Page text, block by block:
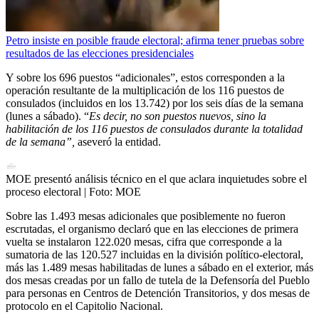
Petro insiste en posible fraude electoral; afirma tener pruebas sobre
resultados de las elecciones presidenciales
Y sobre los 696 puestos “adicionales”, estos corresponden a la
operación resultante de la multiplicación de los 116 puestos de
consulados (incluidos en los 13.742) por los seis días de la semana
(lunes a sábado). “Es decir, no son puestos nuevos, sino la
habilitación de los 116 puestos de consulados durante la totalidad
de la semana”, aseveró la entidad.
MOE presentó análisis técnico en el que aclara inquietudes sobre el
proceso electoral | Foto: MOE
Sobre las 1.493 mesas adicionales que posiblemente no fueron
escrutadas, el organismo declaró que en las elecciones de primera
vuelta se instalaron 122.020 mesas, cifra que corresponde a la
sumatoria de las 120.527 incluidas en la división político-electoral,
más las 1.489 mesas habilitadas de lunes a sábado en el exterior, más
dos mesas creadas por un fallo de tutela de la Defensoría del Pueblo
para personas en Centros de Detención Transitorios, y dos mesas de
protocolo en el Capitolio Nacional.